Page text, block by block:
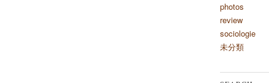
photos
review
sociologie
未分類